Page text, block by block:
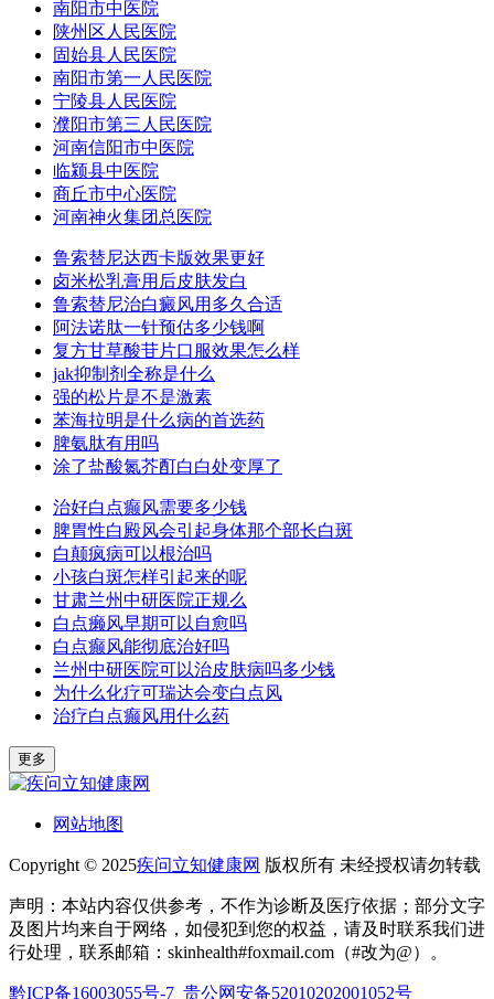
南阳市中医院
陕州区人民医院
固始县人民医院
南阳市第一人民医院
宁陵县人民医院
濮阳市第三人民医院
河南信阳市中医院
临颍县中医院
商丘市中心医院
河南神火集团总医院
鲁索替尼达西卡版效果更好
卤米松乳膏用后皮肤发白
鲁索替尼治白癜风用多久合适
阿法诺肽一针预估多少钱啊
复方甘草酸苷片口服效果怎么样
jak抑制剂全称是什么
强的松片是不是激素
苯海拉明是什么病的首选药
脾氨肽有用吗
涂了盐酸氮芥酊白白处变厚了
治好白点癫风需要多少钱
脾胃性白殿风会引起身体那个部长白斑
白颠疯病可以根治吗
小孩白斑怎样引起来的呢
甘肃兰州中研医院正规么
白点癞风早期可以自愈吗
白点癫风能彻底治好吗
兰州中研医院可以治皮肤病吗多少钱
为什么化疗可瑞达会变白点风
治疗白点癫风用什么药
更多
网站地图
Copyright © 2025疾问立知健康网 版权所有 未经授权请勿转载
声明：本站内容仅供参考，不作为诊断及医疗依据；部分文字
及图片均来自于网络，如侵犯到您的权益，请及时联系我们进
行处理，联系邮箱：skinhealth#foxmail.com（#改为@）。
黔ICP备16003055号-7 贵公网安备52010202001052号